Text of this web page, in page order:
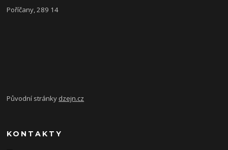
Poříčany, 289 14
Původní stránky dzejn.cz
KONTAKTY